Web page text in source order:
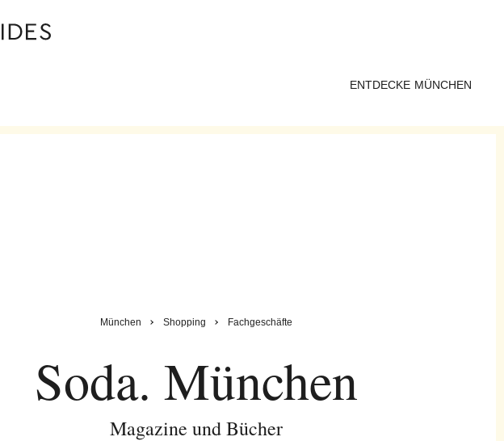
ENTDECKE MÜNCHEN
München Shopping Fachgeschäfte
Soda. München
Magazine und Bücher